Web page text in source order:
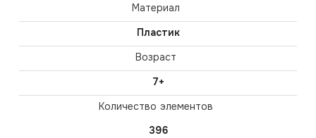
Материал
Пластик
Возраст
7+
Количество элементов
396